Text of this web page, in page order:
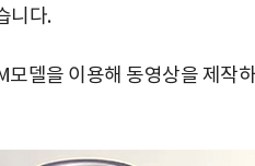
니다.
델을 이용해 동영상을 제작